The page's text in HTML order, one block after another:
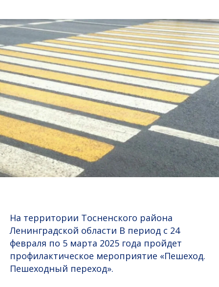
На территории Тосненского района
Ленинградской области В период с 24
февраля по 5 марта 2025 года пройдет
профилактическое мероприятие «Пешеход.
Пешеходный переход».